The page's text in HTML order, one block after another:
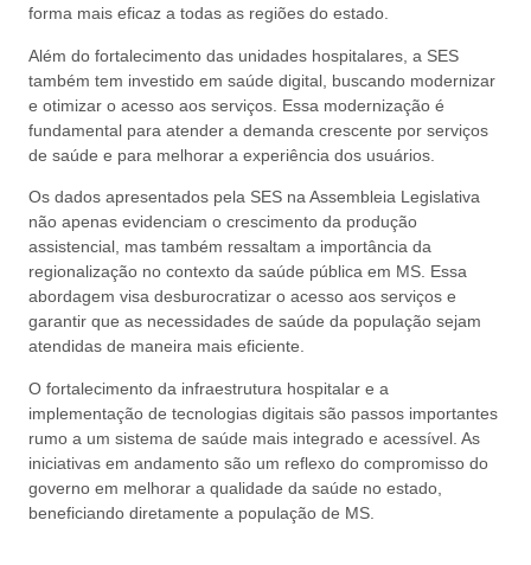
forma mais eficaz a todas as regiões do estado.
Além do fortalecimento das unidades hospitalares, a SES
também tem investido em saúde digital, buscando modernizar
e otimizar o acesso aos serviços. Essa modernização é
fundamental para atender a demanda crescente por serviços
de saúde e para melhorar a experiência dos usuários.
Os dados apresentados pela SES na Assembleia Legislativa
não apenas evidenciam o crescimento da produção
assistencial, mas também ressaltam a importância da
regionalização no contexto da saúde pública em MS. Essa
abordagem visa desburocratizar o acesso aos serviços e
garantir que as necessidades de saúde da população sejam
atendidas de maneira mais eficiente.
O fortalecimento da infraestrutura hospitalar e a
implementação de tecnologias digitais são passos importantes
rumo a um sistema de saúde mais integrado e acessível. As
iniciativas em andamento são um reflexo do compromisso do
governo em melhorar a qualidade da saúde no estado,
beneficiando diretamente a população de MS.